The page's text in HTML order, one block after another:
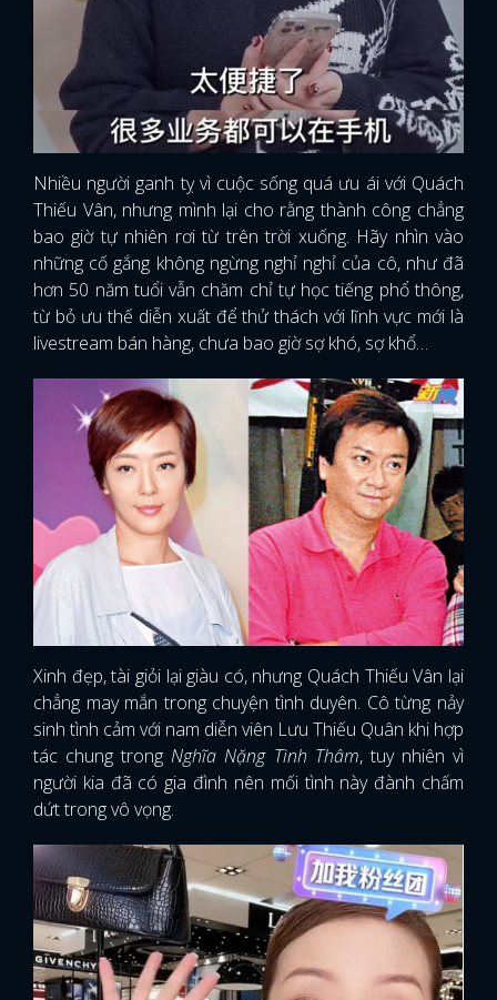
Nhiều người ganh tỵ vì cuộc sống quá ưu ái với Quách
Thiếu Vân, nhưng mình lại cho rằng thành công chẳng
bao giờ tự nhiên rơi từ trên trời xuống. Hãy nhìn vào
những cố gắng không ngừng nghỉ nghỉ của cô, như đã
hơn 50 năm tuổi vẫn chăm chỉ tự học tiếng phổ thông,
từ bỏ ưu thế diễn xuất để thử thách với lĩnh vực mới là
livestream bán hàng, chưa bao giờ sợ khó, sợ khổ…
Xinh đẹp, tài giỏi lại giàu có, nhưng Quách Thiếu Vân lại
chẳng may mắn trong chuyện tình duyên. Cô từng nảy
sinh tình cảm với nam diễn viên Lưu Thiếu Quân khi hợp
tác chung trongNghĩa Nặng Tình Thâm, tuy nhiên vì
người kia đã có gia đình nên mối tình này đành chấm
dứt trong vô vọng.